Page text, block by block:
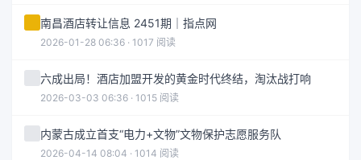
南昌酒店转让信息 2451期｜指点网
2026-01-28 06:36 · 1017 阅读
六成出局！酒店加盟开发的黄金时代终结，淘汰战打响
2026-03-03 06:36 · 1015 阅读
内蒙古成立首支“电力+文物”文物保护志愿服务队
2026-04-14 08:04 · 1014 阅读